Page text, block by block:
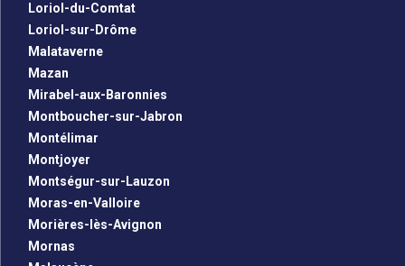
Loriol-du-Comtat
Loriol-sur-Drôme
Malataverne
Mazan
Mirabel-aux-Baronnies
Montboucher-sur-Jabron
Montélimar
Montjoyer
Montségur-sur-Lauzon
Moras-en-Valloire
Morières-lès-Avignon
Mornas